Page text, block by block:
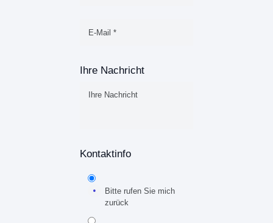
Ihre Nachricht
Kontaktinfo
Bitte rufen Sie mich
zurück